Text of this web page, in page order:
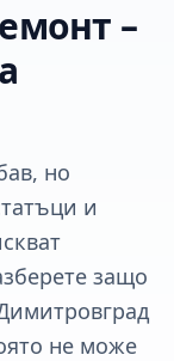
–
но
и
защо
не може